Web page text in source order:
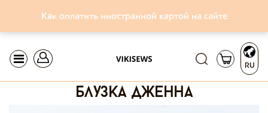
Как оплатить иностранной картой на сайте
RU
блузка дженна